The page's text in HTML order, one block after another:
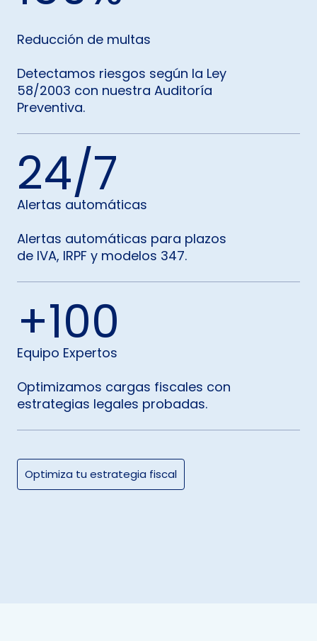
Reducción de multas
Detectamos riesgos según la Ley
58/2003 con nuestra Auditoría
Preventiva.
7
Alertas automáticas
Alertas automáticas para plazos
de IVA, IRPF y modelos 347.
100
Equipo Expertos
Optimizamos cargas fiscales con
estrategias legales probadas.
Optimiza tu estrategia fiscal